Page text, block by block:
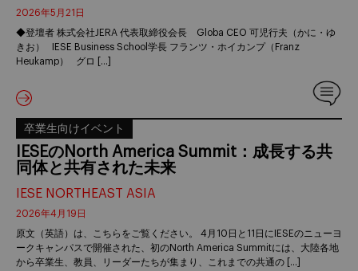
2026年5月21日
◆登壇者 株式会社JERA 代表取締役会長 Globa CEO 可児行夫（かに・ゆ
きお） IESE Business School学長 フランツ・ホイカンプ（Franz
Heukamp） グロ […]
卒業生向けイベント
IESEのNorth America Summit：成長する共
同体と共有された未来
IESE NORTHEAST ASIA
2026年4月19日
原文（英語）は、こちらをご覧ください。 4月10日と11日にIESEのニューヨ
ークキャンパスで開催された、初のNorth America Summitには、大陸各地
から卒業生、教員、リーダーたちが集まり、これまでの共通の […]